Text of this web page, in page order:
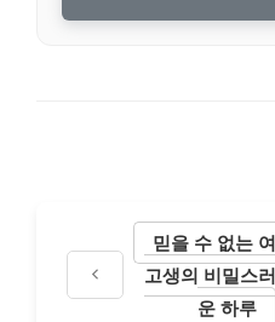
믿을 수 없는 여
고생의 비밀스러
운 하루